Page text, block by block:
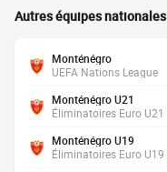
Autres équipes nationales
Monténégro
UEFA Nations League
Monténégro U21
Éliminatoires Euro U21
Monténégro U19
Éliminatoires Euro U19